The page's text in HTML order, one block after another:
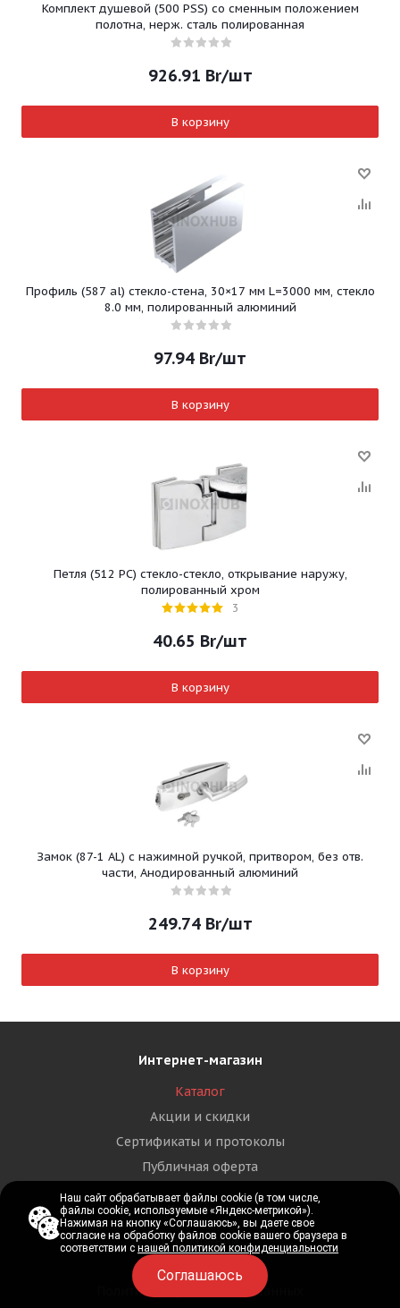
Комплект душевой (500 PSS) со сменным положением
полотна, нерж. сталь полированная
926.91 Br/шт
В корзину
Профиль (587 al) стекло-стена, 30×17 мм L=3000 мм, стекло
8.0 мм, полированный алюминий
97.94 Br/шт
В корзину
Петля (512 PC) стекло-стекло, открывание наружу,
полированный хром
3
40.65 Br/шт
В корзину
Замок (87-1 AL) с нажимной ручкой, притвором, без отв.
части, Анодированный алюминий
249.74Br/шт
В корзину
Интернет-магазин
Каталог
Акции и скидки
Сертификаты и протоколы
Публичная оферта
Компания
О компании
Политика персональных данных
Наш сайт обрабатывает файлы cookie (в том числе,
файлы cookie, используемые «Яндекс-метрикой»).
Нажимая на кнопку «Соглашаюсь», вы даете свое
согласие на обработку файлов cookie вашего браузера в
соответствии снашей политикой конфиденциальности
Соглашаюсь
Наш сайт обрабатывает файлы cookie (в том числе,
файлы cookie, используемые «Яндекс-метрикой»).
Нажимая на кнопку «Соглашаюсь», вы даете свое
согласие на обработку файлов cookie вашего браузера в
соответствии снашей политикой конфиденциальности
Соглашаюсь